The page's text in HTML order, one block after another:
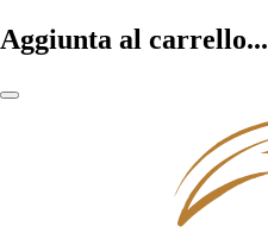
Aggiunta al carrello...